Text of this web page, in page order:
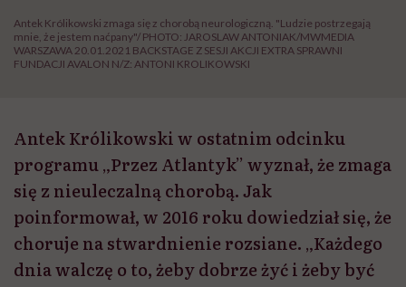
Antek Królikowski zmaga się z chorobą neurologiczną. "Ludzie postrzegają
mnie, że jestem naćpany"/ PHOTO: JAROSLAW ANTONIAK/MWMEDIA
WARSZAWA 20.01.2021 BACKSTAGE Z SESJI AKCJI EXTRA SPRAWNI
FUNDACJI AVALON N/Z: ANTONI KROLIKOWSKI
Antek Królikowski w ostatnim odcinku
programu „Przez Atlantyk” wyznał, że zmaga
się z nieuleczalną chorobą. Jak
poinformował, w 2016 roku dowiedział się, że
choruje na stwardnienie rozsiane. „Każdego
dnia walczę o to, żeby dobrze żyć i żeby być